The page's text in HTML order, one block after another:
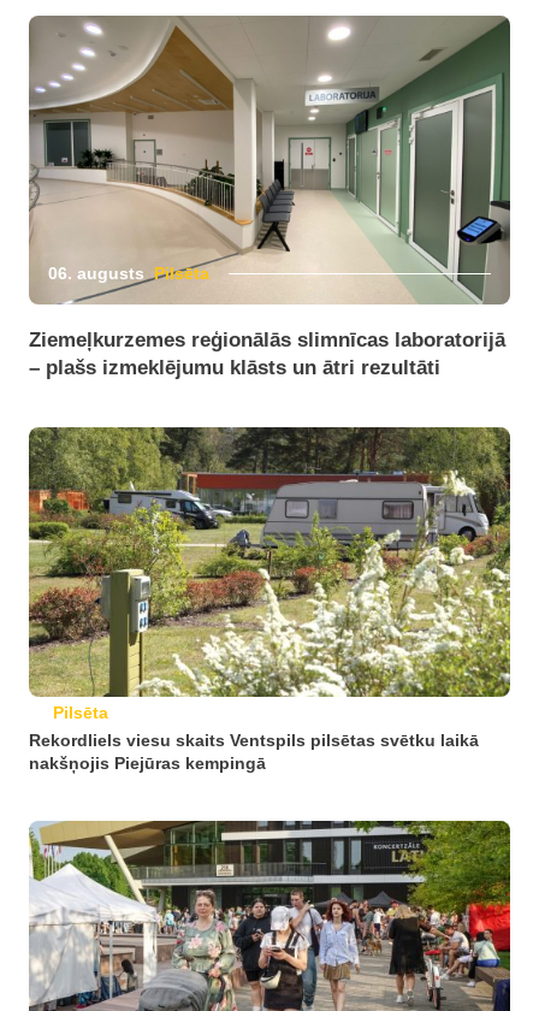
06. augusts Pilsēta
Ziemeļkurzemes reģionālās slimnīcas laboratorijā
– plašs izmeklējumu klāsts un ātri rezultāti
Pilsēta
Rekordliels viesu skaits Ventspils pilsētas svētku laikā
nakšņojis Piejūras kempingā